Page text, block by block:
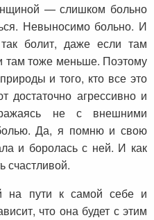
— слишком больно
Невыносимо больно. И
болит, даже если там
там тоже меньше. Поэтому
и того, кто все это
достаточно агрессивно и
не с внешними
Да, я помню и свою
и боролась с ней. И как
счастливой.
на пути к самой себе и
что она будет с этим